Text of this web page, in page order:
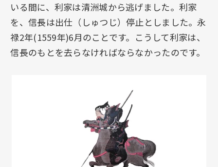
いる間に、利家は清洲城から逃げました。利家
を、信長は出仕（しゅつじ）停止としました。永
禄2年(1559年)6月のことです。こうして利家は、
信長のもとを去らなければならなかったのです。